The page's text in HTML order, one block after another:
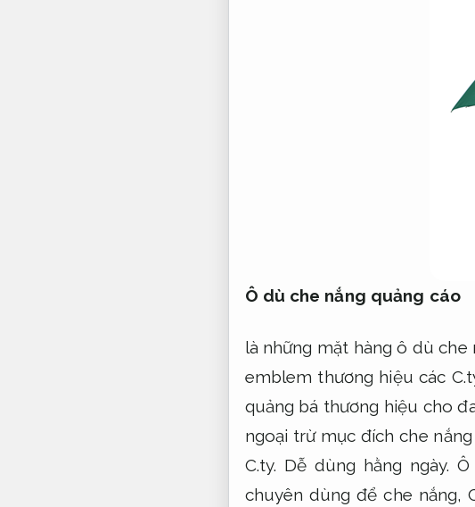
Ô dù che nắng quảng cáo
là những mặt hàng ô dù
emblem thương hiệu các
quảng bá thương hiệu cho
ngoại trừ mục đích che
C.ty. Dễ dùng hằng ngày.
chuyên dùng để che nắng,